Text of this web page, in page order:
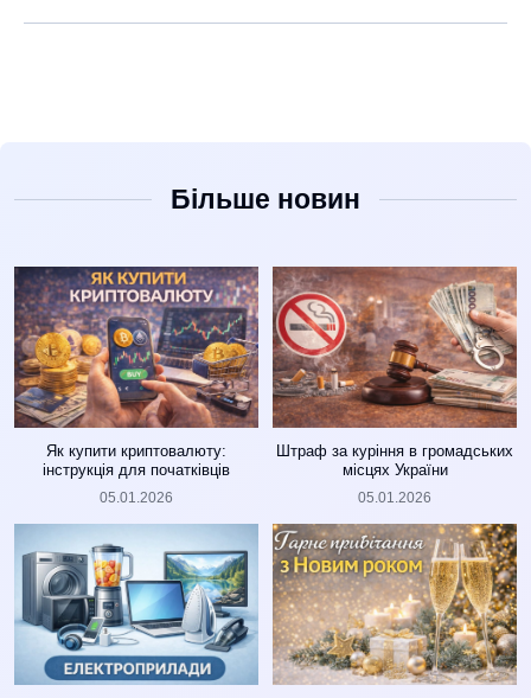
Більше новин
Як купити криптовалюту:
інструкція для початківців
05.01.2026
Штраф за куріння в громадських
місцях України
05.01.2026